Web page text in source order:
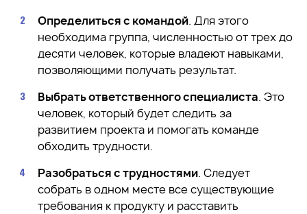
Определиться с командой. Для этого
необходима группа, численностью от трех до
десяти человек, которые владеют навыками,
позволяющими получать результат.
Выбрать ответственного специалиста. Это
человек, который будет следить за
развитием проекта и помогать команде
обходить трудности.
Разобраться с трудностями. Следует
собрать в одном месте все существующие
требования к продукту и расставить